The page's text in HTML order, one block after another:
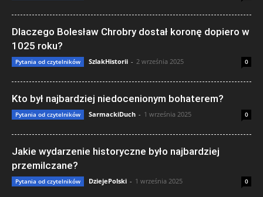
Dlaczego Bolesław Chrobry dostał koronę dopiero w
1025 roku?
Pytania od czytelników SzlakHistorii - 2 września 2025 0
Kto był najbardziej niedocenionym bohaterem?
Pytania od czytelników SarmackiDuch - 1 września 2025 0
Jakie wydarzenie historyczne było najbardziej
przemilczane?
Pytania od czytelników DziejePolski - 1 września 2025 0